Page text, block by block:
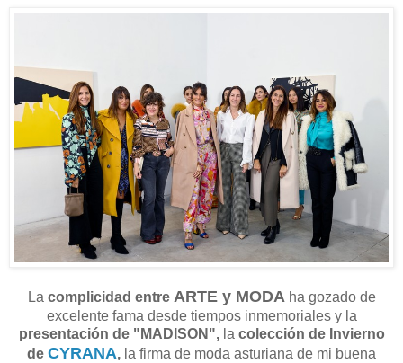
La complicidad entre ARTE y MODA ha gozado de
excelente fama desde tiempos inmemoriales y la
presentación de "MADISON",la colección de Invierno
de CYRANA, la firma de moda asturiana de mi buena